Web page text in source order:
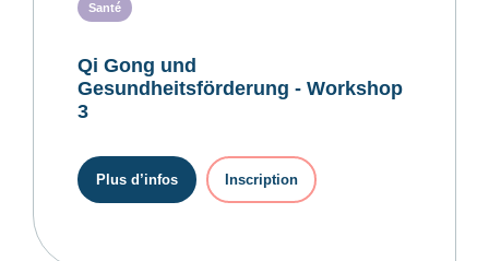
Santé
Qi Gong und
Gesundheitsförderung - Workshop
3
Plus d’infos Inscription